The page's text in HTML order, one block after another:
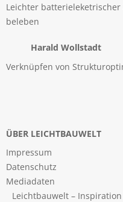
Leichter
beleben
Harald Wollstadt
Verknüpfen von
ÜBER LEICHTBAUWELT
Impressum
Datenschutz
Mediadaten
Leichtbauwelt –